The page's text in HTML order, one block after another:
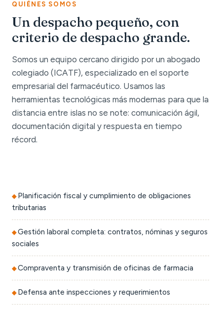
QUIÉNES SOMOS
Un despacho pequeño, con
criterio de despacho grande.
Somos un equipo cercano dirigido por un abogado
colegiado (ICATF), especializado en el soporte
empresarial del farmacéutico. Usamos las
herramientas tecnológicas más modernas para que la
distancia entre islas no se note: comunicación ágil,
documentación digital y respuesta en tiempo
récord.
Planificación fiscal y cumplimiento de obligaciones
tributarias
Gestión laboral completa: contratos, nóminas y seguros
sociales
Compraventa y transmisión de oficinas de farmacia
Defensa ante inspecciones y requerimientos